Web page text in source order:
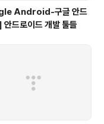
Android-구글 안드
안드로이드 개발 툴들